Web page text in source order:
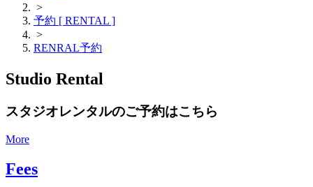
>
予約 [ RENTAL ]
>
RENRAL予約
Studio Rental
スタジオレンタルのご予約はこちら
More
Fees